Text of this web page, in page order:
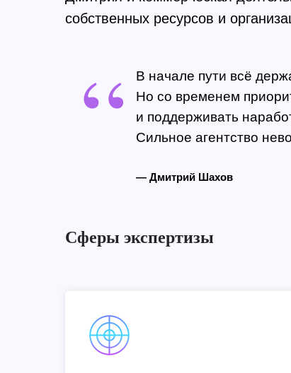
собственных ресурсов и
“
В начале пути всё
Но со временем
и поддерживать
Сильное агентство
— Дмитрий Шахов
Сферы экспертизы